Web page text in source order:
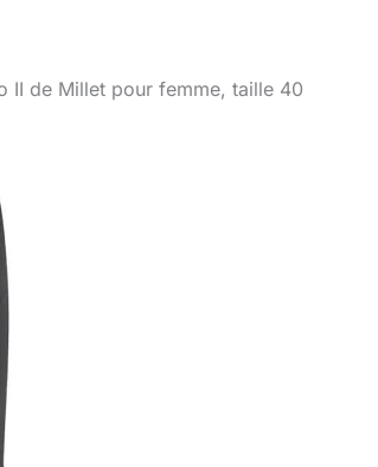
II de Millet pour femme, taille 40